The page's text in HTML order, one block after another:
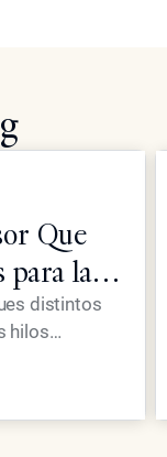
Que
para la
distintos
hilos
de
restauración
para un